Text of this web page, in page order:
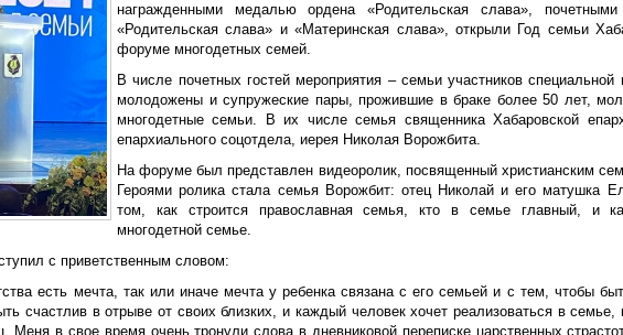
награжденными медалью ордена «Родительская слава», почетными
«Родительская слава» и «Материнская слава», открыли Год семьи
форуме многодетных семей.
В числе почетных гостей мероприятия – семьи участников специальной
молодожены и супружеские пары, прожившие в браке более 50 лет,
многодетные семьи. В их числе семья священника Хабаровской
епархиального соцотдела, иерея Николая Ворожбита.
На форуме был представлен видеоролик, посвященный христианским
Героями ролика стала семья Ворожбит: отец Николай и его матушка
том, как строится православная семья, кто в семье главный, и
многодетной семье.
с приветственным словом:
есть мечта, так или иначе мечта у ребенка связана с его семьей и с тем, чтобы
счастлив в отрыве от своих близких, и каждый человек хочет реализоваться в
Меня в свое время очень тронули слова в дневниковой переписке царственных